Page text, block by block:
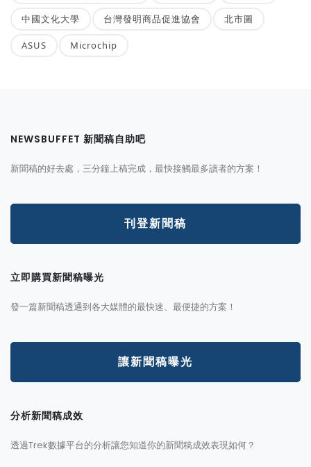
中國文化大學 台灣發明商品促進協會 北市圖
ASUS Microchip
NEWSBUFFET 新聞稿自助吧
新聞稿的好去處，三分鐘上稿完成，最快接觸最多讀者的方案！
刊登新聞稿
立即購買新聞稿曝光
發一篇新聞稿透通到各大媒體的最快速、最便捷的方案！
讓新聞稿曝光
分析新聞稿成效
透過Trek數據平台的分析讓您知道你的新聞稿成效表現如何？